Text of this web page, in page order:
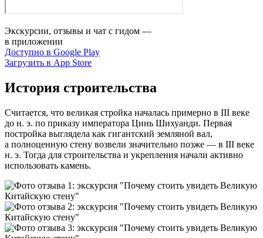
Экскурсии, отзывы и чат с гидом —
в приложении
Доступно в Google Play
Загрузить в App Store
История строительства
Считается, что великая стройка началась примерно в III веке
до н. э. по приказу императора Цинь Шихуанди. Первая
постройка выглядела как гигантский земляной вал,
а полноценную стену возвели значительно позже — в III веке
н. э. Тогда для строительства и укрепления начали активно
использовать камень.